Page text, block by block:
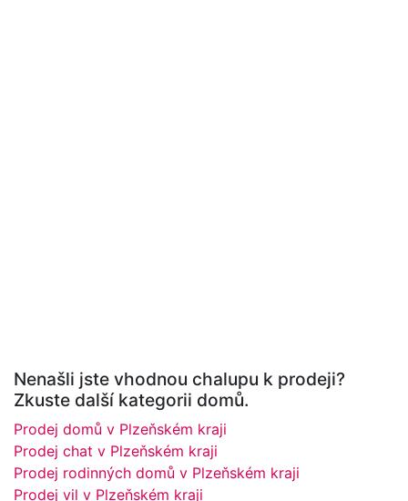
Nenašli jste vhodnou chalupu k prodeji?
Zkuste další kategorii domů.
Prodej domů v Plzeňském kraji
Prodej chat v Plzeňském kraji
Prodej rodinných domů v Plzeňském kraji
Prodej vil v Plzeňském kraji